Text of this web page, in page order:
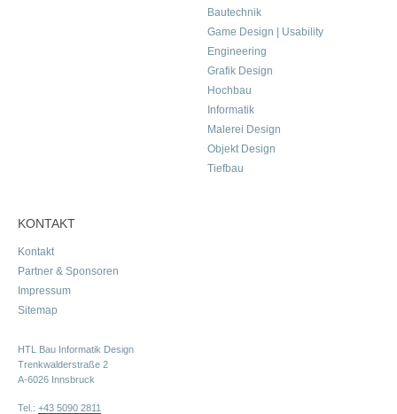
Bautechnik
Game Design | Usability
Engineering
Grafik Design
Hochbau
Informatik
Malerei Design
Objekt Design
Tiefbau
KONTAKT
Kontakt
Partner & Sponsoren
Impressum
Sitemap
HTL Bau Informatik Design
Trenkwalderstraße 2
A-6026 Innsbruck
Tel.: +43 5090 2811